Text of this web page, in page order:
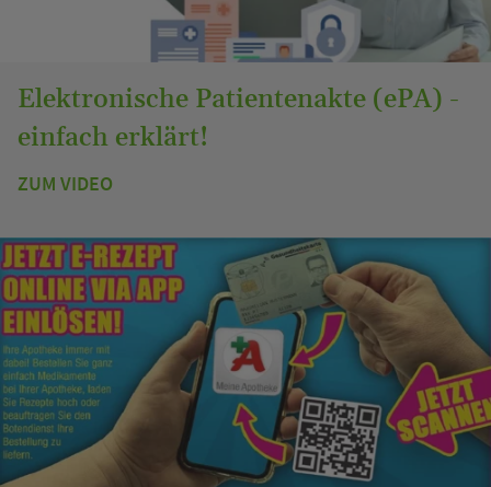
Elektronische Patientenakte (ePA) -
einfach erklärt!
ZUM VIDEO